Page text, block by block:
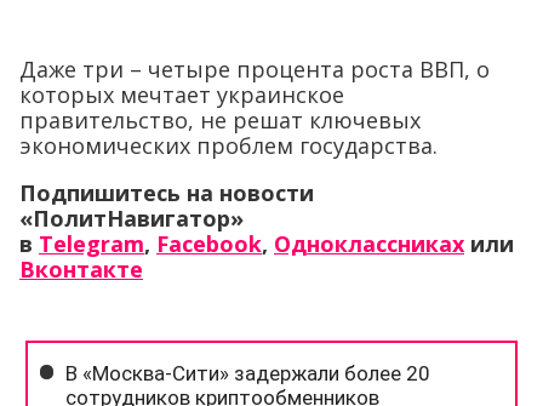
Даже три – четыре процента роста ВВП, о
которых мечтает украинское
правительство, не решат ключевых
экономических проблем государства.
Подпишитесь на новости
«ПолитНавигатор»
в Telegram, Facebook, Одноклассниках или
Вконтакте